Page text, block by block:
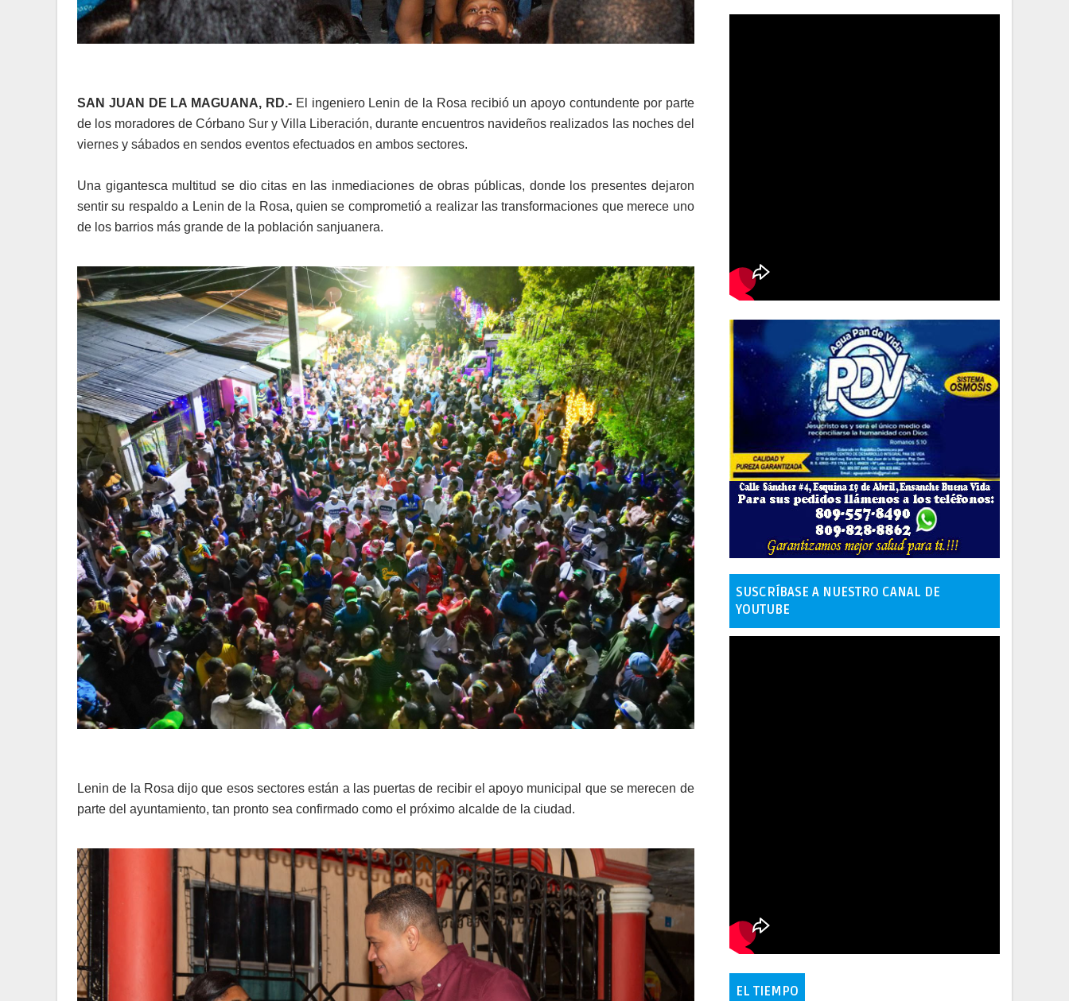
SAN JUAN DE LA MAGUANA, RD.- El ingeniero Lenin de la Rosa recibió un apoyo contundente por parte
de los moradores de Córbano Sur y Villa Liberación, durante encuentros navideños realizados las noches del
viernes y sábados en sendos eventos efectuados en ambos sectores.
Una gigantesca multitud se dio citas en las inmediaciones de obras públicas, donde los presentes dejaron
sentir su respaldo a Lenin de la Rosa, quien se comprometió a realizar las transformaciones que merece uno
de los barrios más grande de la población sanjuanera.
Lenin de la Rosa dijo que esos sectores están a las puertas de recibir el apoyo municipal que se merecen de
parte del ayuntamiento, tan pronto sea confirmado como el próximo alcalde de la ciudad.
SUSCRÍBASE A NUESTRO CANAL DE
YOUTUBE
EL TIEMPO